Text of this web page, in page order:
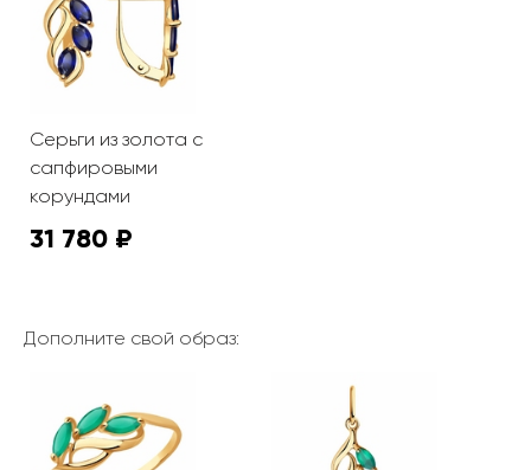
Серьги из золота с
сапфировыми
корундами
31 780 ₽
Дополните свой образ: